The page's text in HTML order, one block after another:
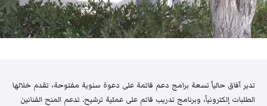
تدير آفاق حالياً تسعة برامج دعم قائمة على دعوة سنوية مفتوحة، تقدم خلالها
الطلبات إلكترونياً، وبرنامج تدريب قائم على عملية ترشيح. تدعم المنح الفنانين